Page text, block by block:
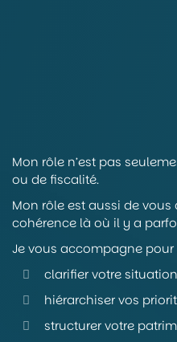
Mon rôle n’est pas
ou de fiscalité.
Mon rôle est aussi de
cohérence là où il y a
Je vous accompagne pour
clarifier votre
hiérarchiser vos
structurer votre